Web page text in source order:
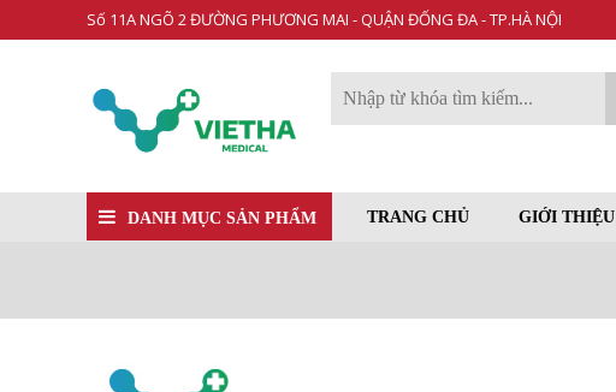
Số 11A NGÕ 2 ĐƯỜNG PHƯƠNG MAI - QUẬN ĐỐNG ĐA - TP.HÀ NỘI
DANH MỤC SẢN PHẨM TRANG CHỦ GIỚI THIỆU